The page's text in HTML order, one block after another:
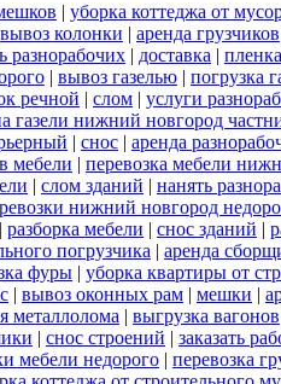
| уборка коттеджа от
вывоз колонки | аренда грузчиков
разнорабочих | доставка | пленка
| вывоз газелью | погрузка
речной | слом | услуги
газели нижний новгород
| снос | аренда
мебели | перевозка мебели
| слом зданий | нанять
нижний новгород
| разборка мебели | снос зданий |
погрузчика | аренда
фуры | уборка квартиры от
| вывоз оконных рам | мешки |
металлолома | выгрузка вагонов
| снос строений | заказать
мебели недорого | перевозка